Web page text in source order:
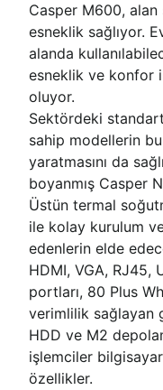
Casper M600, alan
esneklik sağlıyor.
alanda
esneklik ve konfor
oluyor.
Sektördeki
sahip modellerin
yaratmasını da
boyanmış Casper
Üstün termal
ile kolay kurulum
edenlerin elde
HDMI, VGA, RJ45,
portları, 80 Plus
verimlilik sağlayan
HDD ve M2
işlemciler
özellikler.